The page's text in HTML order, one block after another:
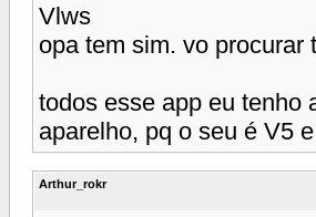
Vlws
opa tem sim. vo procurar
todos esse app eu tenho
aparelho, pq o seu é V5
Arthur_rokr